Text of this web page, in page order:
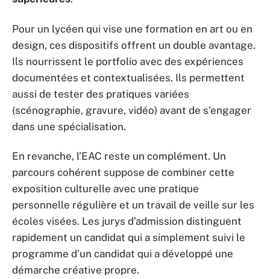
Pour un lycéen qui vise une formation en art ou en
design, ces dispositifs offrent un double avantage.
Ils nourrissent le portfolio avec des expériences
documentées et contextualisées. Ils permettent
aussi de tester des pratiques variées
(scénographie, gravure, vidéo) avant de s’engager
dans une spécialisation.
En revanche, l’EAC reste un complément. Un
parcours cohérent suppose de combiner cette
exposition culturelle avec une pratique
personnelle régulière et un travail de veille sur les
écoles visées. Les jurys d’admission distinguent
rapidement un candidat qui a simplement suivi le
programme d’un candidat qui a développé une
démarche créative propre.